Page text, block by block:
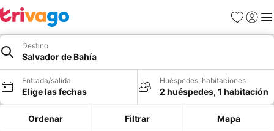
Favoritos
Iniciar
Destino
Salvador de Bahía
Entrada/salida
Elige las fechas
Huéspedes, habitaciones
2 huéspedes, 1 habitación
Ordenar Filtrar Mapa